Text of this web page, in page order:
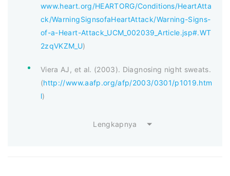
www.heart.org/HEARTORG/Conditions/HeartAtta
ck/WarningSignsofaHeartAttack/Warning-Signs-
of-a-Heart-Attack_UCM_002039_Article.jsp#.WT
2zqVKZM_U)
Viera AJ, et al. (2003). Diagnosing night sweats.
(http://www.aafp.org/afp/2003/0301/p1019.htm
l)
Lengkapnya